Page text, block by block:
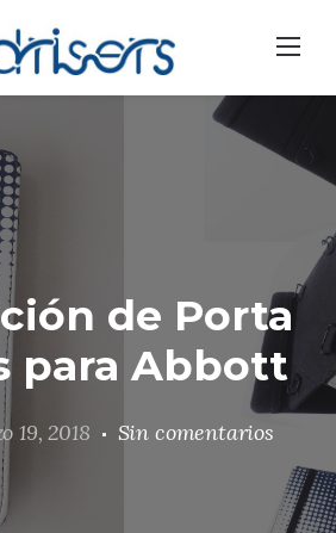
de Porta
para Abbott
19, 2018 Sin comentarios